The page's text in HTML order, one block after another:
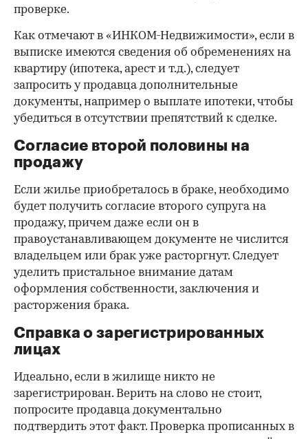
проверке.
Как отмечают в «ИНКОМ-Недвижимости», если в
выписке имеются сведения об обременениях на
квартиру (ипотека, арест и т.д.), следует
запросить у продавца дополнительные
документы, например о выплате ипотеки, чтобы
убедиться в отсутствии препятствий к сделке.
Согласие второй половины на
продажу
Если жилье приобреталось в браке, необходимо
будет получить согласие второго супруга на
продажу, причем даже если он в
правоустанавливающем документе не числится
владельцем или брак уже расторгнут. Следует
уделить пристальное внимание датам
оформления собственности, заключения и
расторжения брака.
Справка о зарегистрированных
лицах
Идеально, если в жилище никто не
зарегистрирован. Верить на слово не стоит,
попросите продавца документально
подтвердить этот факт. Проверка прописанных в